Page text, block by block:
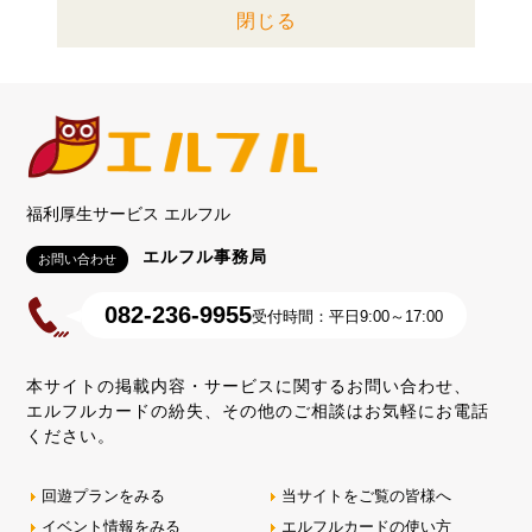
閉じる
福利厚生サービス エルフル
お問い合わせ エルフル事務局
082-236-9955受付時間：平日9:00～17:00
本サイトの掲載内容・サービスに関するお問い合わせ、
エルフルカードの紛失、その他のご相談はお気軽にお電話
ください。
回遊プランをみる
イベント情報をみる
当サイトをご覧の皆様へ
エルフルカードの使い方